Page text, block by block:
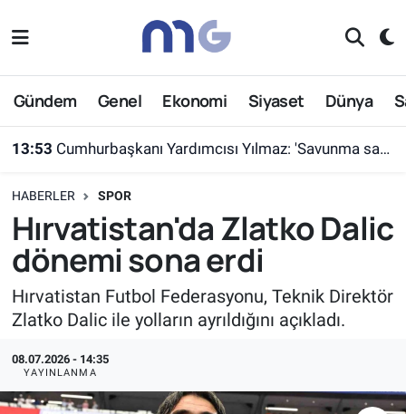
Gündem Genel Ekonomi Siyaset Dünya
13:53 Cumhurbaşkanı Yardımcısı Yılmaz: 'Savunma sanayiinde hedefimiz en kısa sürede ülkemizi ilk 10 ihracatçı ülke arasına sokmak'
HABERLER SPOR
Hırvatistan'da Zlatko Dalic
dönemi sona erdi
Hırvatistan Futbol Federasyonu, Teknik Direktör
Zlatko Dalic ile yolların ayrıldığını açıkladı.
08.07.2026 - 14:35
YAYINLANMA
İstanbul Namaz Vakitleri
Süper Lig Puan Durumu ve Fikstür
Tüm Manşetler
Haber Arşivi